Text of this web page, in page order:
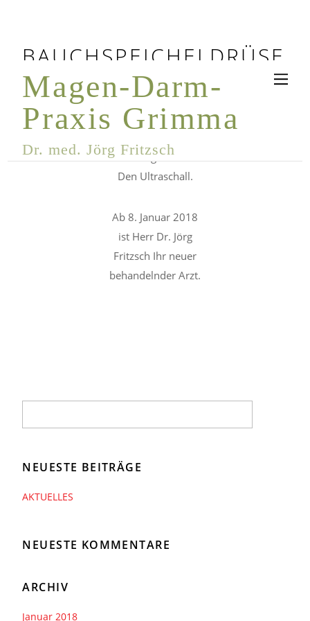
Magen-Darm-
Praxis Grimma
Dr. med. Jörg Fritzsch
BAUCHSPEICHELDRÜSE
AKTUELLES
Untersuchungsmethode an.
Den Ultraschall.
Ab 8. Januar 2018
ist Herr Dr. Jörg
Fritzsch Ihr neuer
behandelnder Arzt.
NEUESTE BEITRÄGE
AKTUELLES
NEUESTE KOMMENTARE
ARCHIV
Januar 2018